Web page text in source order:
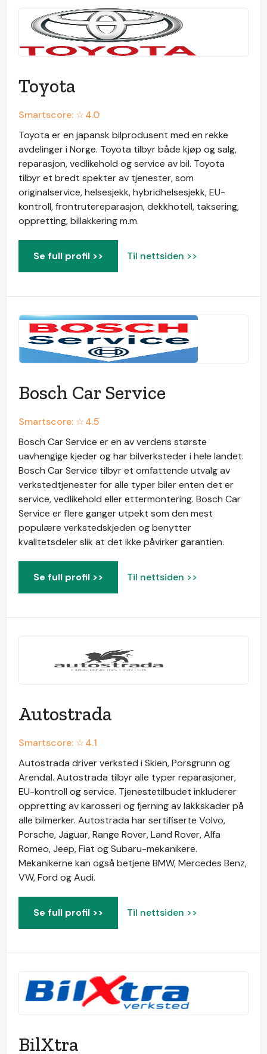
Toyota
Smartscore: ☆4.0
Toyota er en japansk bilprodusent med en rekke
avdelinger i Norge. Toyota tilbyr både kjøp og salg,
reparasjon, vedlikehold og service av bil. Toyota
tilbyr et bredt spekter av tjenester, som
originalservice, helsesjekk, hybridhelsesjekk, EU-
kontroll, frontrutereparasjon, dekkhotell, taksering,
oppretting, billakkering m.m.
Se full profil >> Til nettsiden >>
Bosch Car Service
Smartscore: ☆4.5
Bosch Car Service er en av verdens største
uavhengige kjeder og har bilverksteder i hele landet.
Bosch Car Service tilbyr et omfattende utvalg av
verkstedtjenester for alle typer biler enten det er
service, vedlikehold eller ettermontering. Bosch Car
Service er flere ganger utpekt som den mest
populære verkstedskjeden og benytter
kvalitetsdeler slik at det ikke påvirker garantien.
Se full profil >> Til nettsiden >>
Autostrada
Smartscore: ☆4.1
Autostrada driver verksted i Skien, Porsgrunn og
Arendal. Autostrada tilbyr alle typer reparasjoner,
EU-kontroll og service. Tjenestetilbudet inkluderer
oppretting av karosseri og fjerning av lakkskader på
alle bilmerker. Autostrada har sertifiserte Volvo,
Porsche, Jaguar, Range Rover, Land Rover, Alfa
Romeo, Jeep, Fiat og Subaru-mekanikere.
Mekanikerne kan også betjene BMW, Mercedes Benz,
VW, Ford og Audi.
Se full profil >> Til nettsiden >>
BilXtra